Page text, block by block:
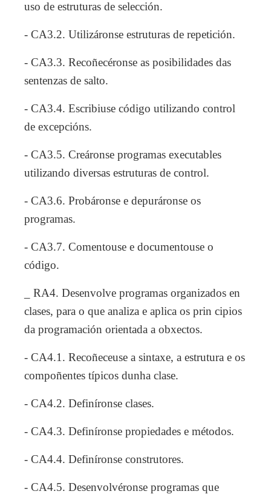
uso de estruturas de selección.
- CA3.2. Utilizáronse estruturas de repetición.
- CA3.3. Recoñecéronse as posibilidades das
sentenzas de salto.
- CA3.4. Escribiuse código utilizando control
de excepcións.
- CA3.5. Creáronse programas executables
utilizando diversas estruturas de control.
- CA3.6. Probáronse e depuráronse os
programas.
- CA3.7. Comentouse e documentouse o
código.
_ RA4. Desenvolve programas organizados en
clases, para o que analiza e aplica os prin cipios
da programación orientada a obxectos.
- CA4.1. Recoñeceuse a sintaxe, a estrutura e os
compoñentes típicos dunha clase.
- CA4.2. Definíronse clases.
- CA4.3. Definíronse propiedades e métodos.
- CA4.4. Definíronse construtores.
- CA4.5. Desenvolvéronse programas que